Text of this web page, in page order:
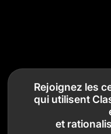
Rejoignez les
qui utilisent
et